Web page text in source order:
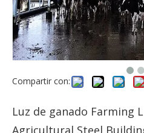
Compartir con:
Luz de ganado Farming
Agricultural Steel